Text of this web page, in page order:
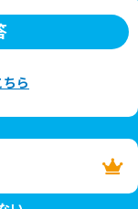
ら